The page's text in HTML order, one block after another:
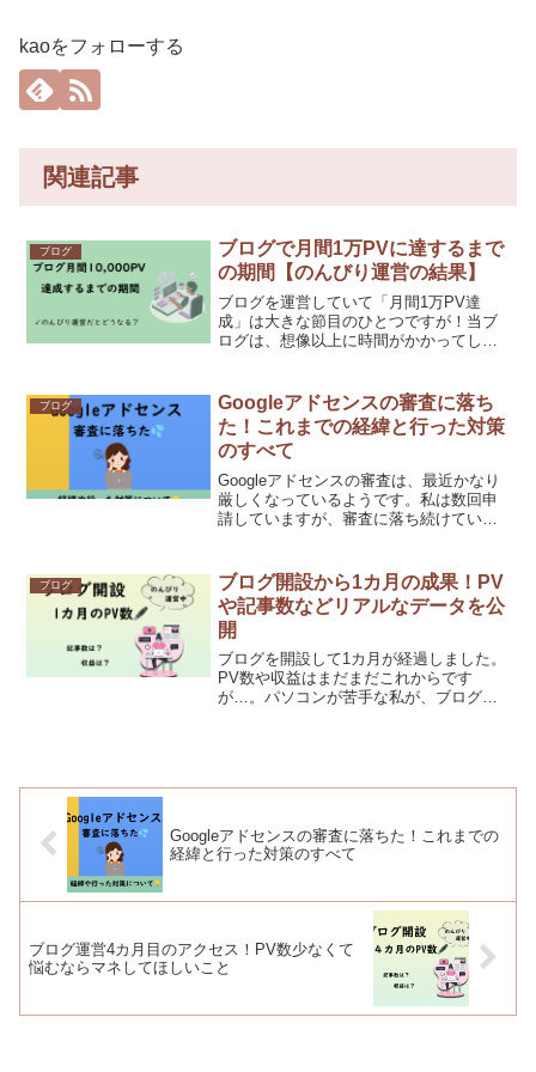
kaoをフォローする
関連記事
ブログ
ブログで月間1万PVに達するまで
の期間【のんびり運営の結果】
ブログを運営していて「月間1万PV達
成」は大きな節目のひとつですが！当ブ
ログは、想像以上に時間がかかってしま
開していきます。
ブログ
Googleアドセンスの審査に落ち
た！これまでの経緯と行った対策
のすべて
Googleアドセンスの審査は、最近かなり
厳しくなっているようです。私は数回申
請していますが、審査に落ち続けている
結果感じたことを列記していきます。
ブログ
ブログ開設から1カ月の成果！PV
や記事数などリアルなデータを公
開
ブログを開設して1カ月が経過しました。
PV数や収益はまだまだこれからです
が…。パソコンが苦手な私が、ブログを
Googleアドセンスの審査に落ちた！これまでの
経緯と行った対策のすべて
ブログ運営4カ月目のアクセス！PV数少なくて
悩むならマネしてほしいこと